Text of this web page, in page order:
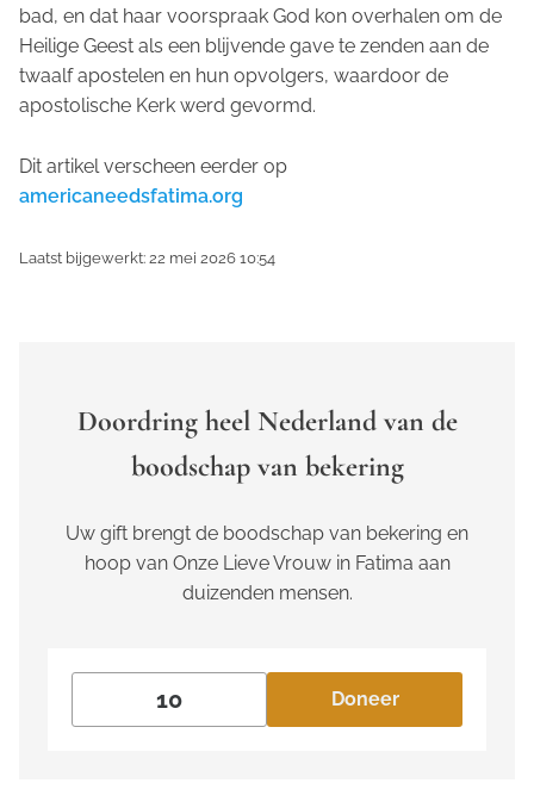
bad, en dat haar voorspraak God kon overhalen om de
Heilige Geest als een blijvende gave te zenden aan de
twaalf apostelen en hun opvolgers, waardoor de
apostolische Kerk werd gevormd.
Dit artikel verscheen eerder op
americaneedsfatima.org
Laatst bijgewerkt: 22 mei 2026 10:54
Doordring heel Nederland van de
boodschap van bekering
Uw gift brengt de boodschap van bekering en
hoop van Onze Lieve Vrouw in Fatima aan
duizenden mensen.
Doneer